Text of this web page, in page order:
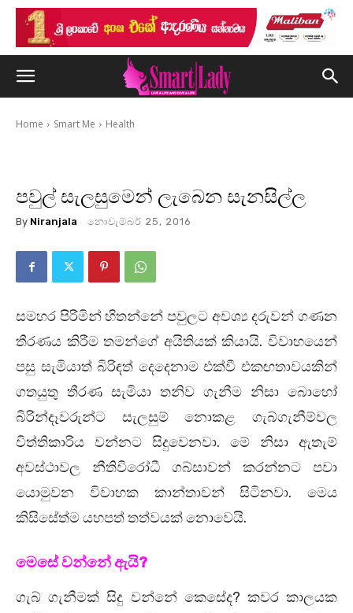
Home Smart Me Health
පවුල් සැලසුමෙන් ලැබෙන සැනසිල්ල
By Niranjala නොවැම්බර් 25, 2016
සමහර පිරිමින් හිතන්නේ පවුලට අවශ්‍ය දරුවන් ගණන
තීරණය කිරීම තමන්ගේ අයිතියක් කියායි. විවාහයෙන්
පසු සැමියාත් බිරිඳත් දෙදෙනාම එක්වී එකඟතාවයකින්
ගතයුතු තීරණ සැමියා තනිව ගැනීම නිසා බොහෝ
බිරින්දෑවරුන්ට සැලසුම් නොකළ ගැබ්ගැනීම්වල
විත්තිකාරිය වන්නට සිදුවෙනවා. මේ නිසා ඇතැම්
අවස්ථාවල නීතිවිරෝධී ගබ්සාවන් කරන්නට පවා
යොමුවන විවාහක කාන්තාවන් සිටිනවා. මෙය
කිසිසේත්ම යහපත් තත්වයක් නොවෙයි.
මෙසේ වන්නේ ඇයි?
ගැබ් ගැනීමක් සිදු වන්නේ කෙසේද? කවර කාලයක